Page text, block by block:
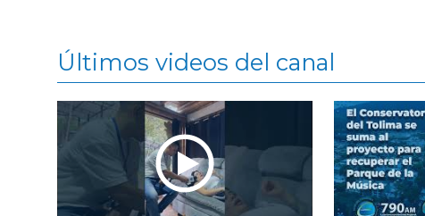
Últimos videos del canal